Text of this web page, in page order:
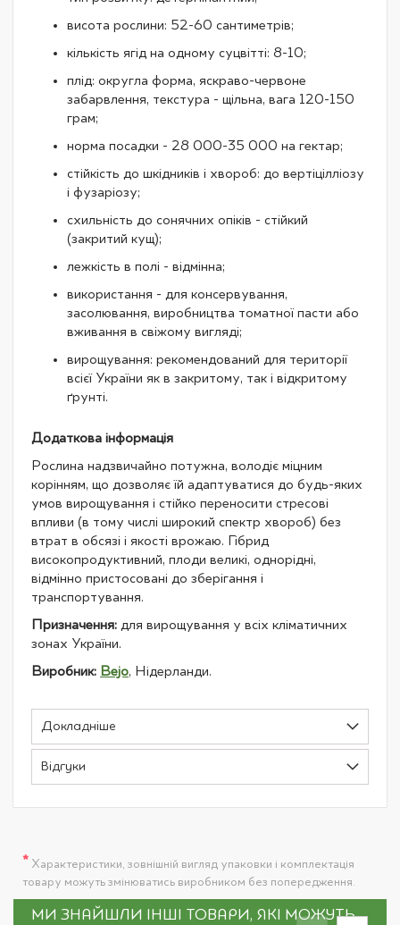
висота рослини: 52-60 сантиметрів;
кількість ягід на одному суцвітті: 8-10;
плід: округла форма, яскраво-червоне
забарвлення, текстура - щільна, вага 120-150
грам;
норма посадки - 28 000-35 000 на гектар;
стійкість до шкідників і хвороб: до вертіцілліозу
і фузаріозу;
схильність до сонячних опіків - стійкий
(закритий кущ);
лежкість в полі - відмінна;
використання - для консервування,
засолювання, виробництва томатної пасти або
вживання в свіжому вигляді;
вирощування: рекомендований для території
всієї України як в закритому, так і відкритому
ґрунті.
Додаткова інформація
Рослина надзвичайно потужна, володіє міцним
корінням, що дозволяє їй адаптуватися до будь-яких
умов вирощування і стійко переносити стресові
впливи (в тому числі широкий спектр хвороб) без
втрат в обсязі і якості врожаю. Гібрид
високопродуктивний, плоди великі, однорідні,
відмінно пристосовані до зберігання і
транспортування.
Призначення: для вирощування у всіх кліматичних
зонах України.
Виробник: Bejo, Нідерланди.
Докладніше
Відгуки
* Характеристики, зовнішній вигляд упаковки і комплектація
товару можуть змінюватись виробником без попередження.
МИ ЗНАЙШЛИ ІНШІ ТОВАРИ, ЯКІ МОЖУТЬ